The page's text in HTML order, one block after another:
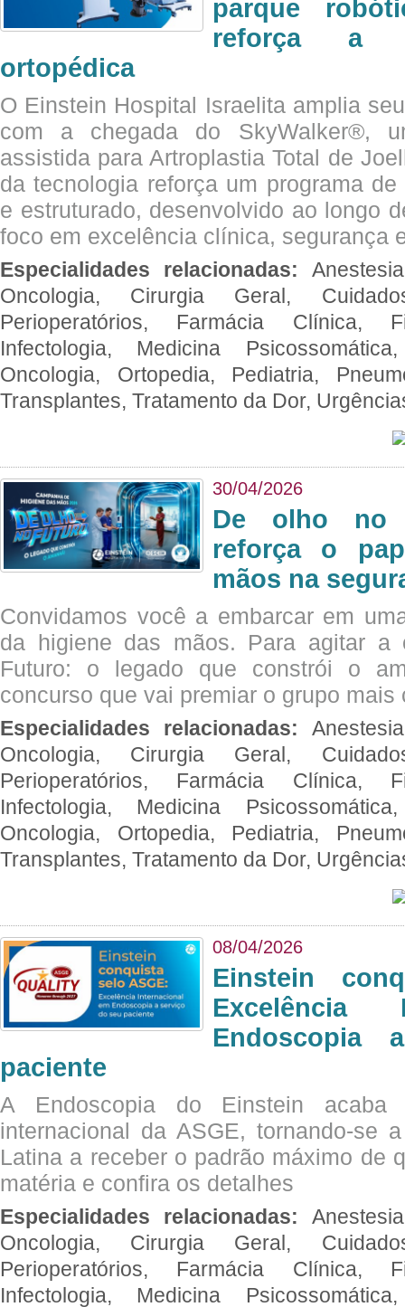
parque
reforça a
ortopédica
O Einstein Hospital Israelita amplia
com a chegada do SkyWalker®,
assistida para Artroplastia Total de
da tecnologia reforça um programa
e estruturado, desenvolvido ao longo
foco em excelência clínica, segurança
Especialidades relacionadas:
Oncologia, Cirurgia Geral,
Perioperatórios, Farmácia Clínica,
Infectologia, Medicina
Oncologia, Ortopedia, Pediatria,
Transplantes, Tratamento da Dor,
30/04/2026
De olho no
reforça o
mãos na
Convidamos você a embarcar em
da higiene das mãos. Para agitar a
Futuro: o legado que constrói o
concurso que vai premiar o grupo mais
Especialidades relacionadas:
Oncologia, Cirurgia Geral,
Perioperatórios, Farmácia Clínica,
Infectologia, Medicina
Oncologia, Ortopedia, Pediatria,
Transplantes, Tratamento da Dor,
08/04/2026
Einstein
Excelência
Endoscopia
paciente
A Endoscopia do Einstein
internacional da ASGE, tornando-se
Latina a receber o padrão máximo de
matéria e confira os detalhes
Especialidades relacionadas:
Oncologia, Cirurgia Geral,
Perioperatórios, Farmácia Clínica,
Infectologia, Medicina